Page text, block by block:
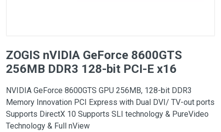
ZOGIS nVIDIA GeForce 8600GTS
256MB DDR3 128-bit PCI-E x16
NVIDIA GeForce 8600GTS GPU 256MB, 128-bit DDR3
Memory Innovation PCI Express with Dual DVI/ TV-out ports
Supports DirectX 10 Supports SLI technology & PureVideo
Technology & Full nView